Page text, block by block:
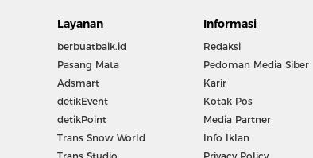
Layanan
berbuatbaik.id
Pasang Mata
Adsmart
detikEvent
detikPoint
Trans Snow World
Informasi
Redaksi
Pedoman Media Siber
Karir
Kotak Pos
Media Partner
Info Iklan